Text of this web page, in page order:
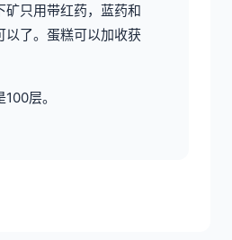
矿只用带红药，蓝药和
以了。蛋糕可以加收获
层。